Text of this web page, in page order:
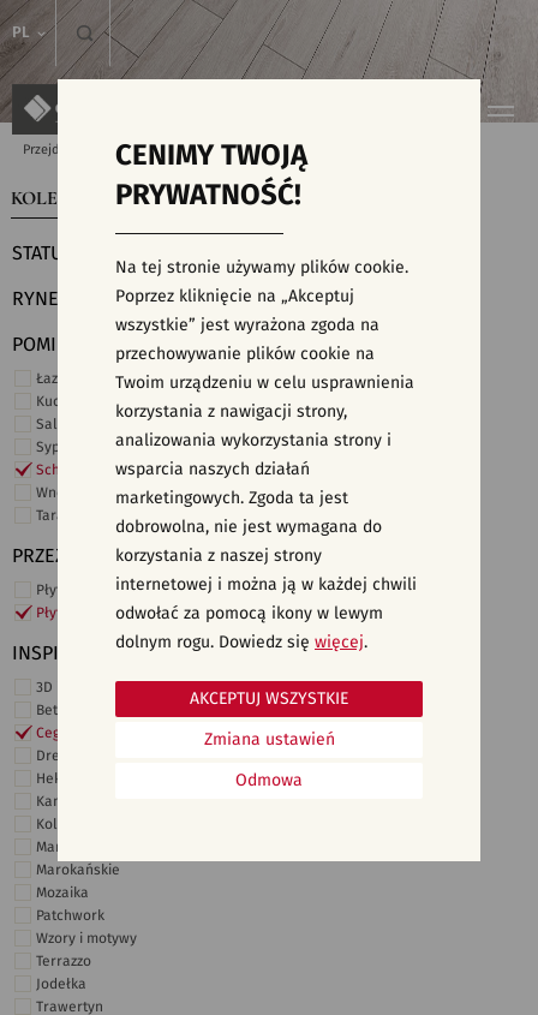
PL
Przejdź do strony głównej Kolekcje
KOLEKCJE WYSZUKIWARKA PŁYTEK
STATUS
RYNEK
POMIESZCZENIE
Łazienka
Kuchnia
Salon i hol
Sypialnia
Schody
Wnętrza komercyjne
Taras i ogród
PRZEZNACZENIE
Płytki ścienne
Płytki podłogowe
INSPIRACJE
3D i struktury
Beton
Cegiełki
Drewno
Heksagonalne
Kamień
Kolor
Marmur
Marokańskie
Mozaika
Patchwork
Wzory i motywy
Terrazzo
Jodełka
Trawertyn
CENIMY TWOJĄ
PRYWATNOŚĆ!
Na tej stronie używamy plików cookie.
Poprzez kliknięcie na „Akceptuj
wszystkie” jest wyrażona zgoda na
przechowywanie plików cookie na
Twoim urządzeniu w celu usprawnienia
korzystania z nawigacji strony,
analizowania wykorzystania strony i
wsparcia naszych działań
marketingowych. Zgoda ta jest
dobrowolna, nie jest wymagana do
korzystania z naszej strony
internetowej i można ją w każdej chwili
odwołać za pomocą ikony w lewym
dolnym rogu. Dowiedz się więcej.
Odmowa
Zmiana ustawień
AKCEPTUJ WSZYSTKIE